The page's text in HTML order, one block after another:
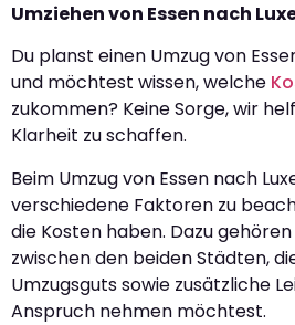
Umziehen von Essen nach
Du planst einen Umzug von
und möchtest wissen, welche
zukommen? Keine Sorge, wir
Klarheit zu schaffen.
Beim Umzug von Essen nach
verschiedene Faktoren zu
die Kosten haben. Dazu
zwischen den beiden Städten,
Umzugsguts sowie zusätzliche
Anspruch nehmen möchtest.